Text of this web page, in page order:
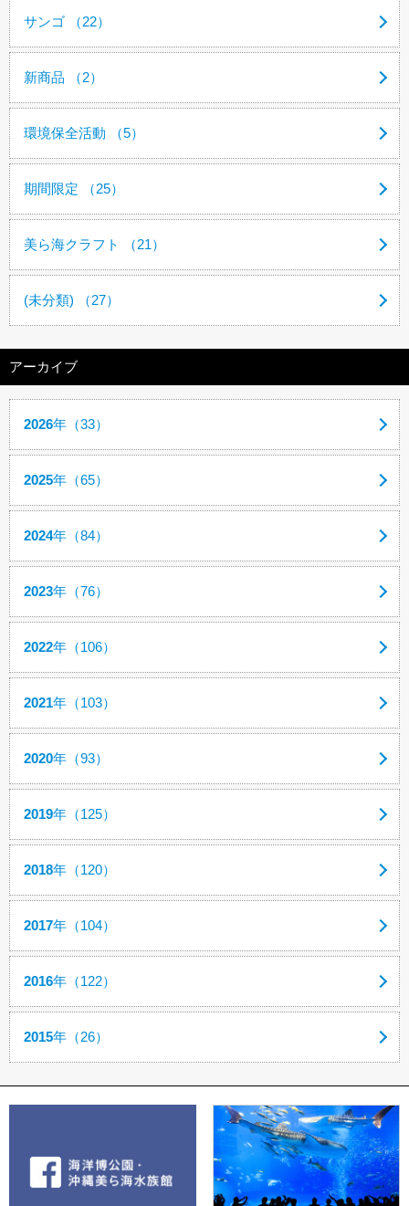
サンゴ （22）
新商品 （2）
環境保全活動 （5）
期間限定 （25）
美ら海クラフト （21）
(未分類) （27）
アーカイブ
2026年（33）
2025年（65）
2024年（84）
2023年（76）
2022年（106）
2021年（103）
2020年（93）
2019年（125）
2018年（120）
2017年（104）
2016年（122）
2015年（26）